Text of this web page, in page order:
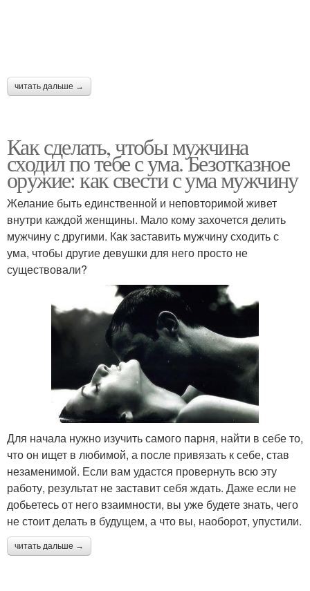
читать дальше →
Как сделать, чтобы мужчина
сходил по тебе с ума. Безотказное
оружие: как свести с ума мужчину
Желание быть единственной и неповторимой живет
внутри каждой женщины. Мало кому захочется делить
мужчину с другими. Как заставить мужчину сходить с
ума, чтобы другие девушки для него просто не
существовали?
Для начала нужно изучить самого парня, найти в себе то,
что он ищет в любимой, а после привязать к себе, став
незаменимой. Если вам удастся провернуть всю эту
работу, результат не заставит себя ждать. Даже если не
добьетесь от него взаимности, вы уже будете знать, чего
не стоит делать в будущем, а что вы, наоборот, упустили.
читать дальше →